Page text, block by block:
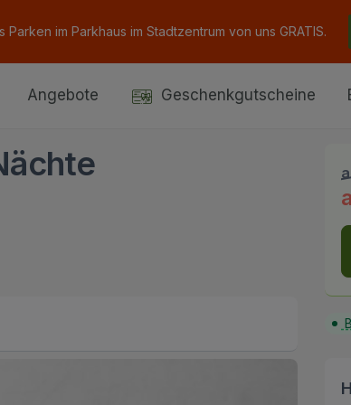
im Parkhaus im Stadtzentrum von uns GRATIS.
Angebote Geschenkgutscheine